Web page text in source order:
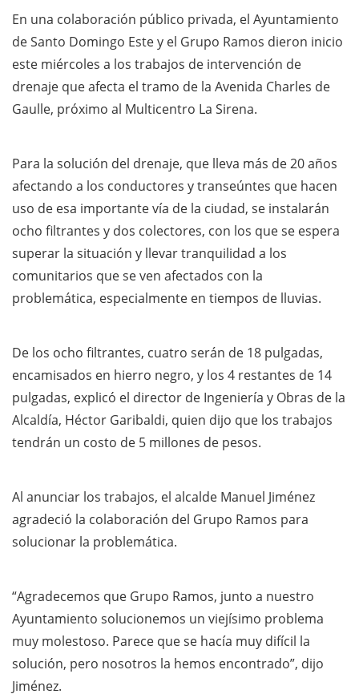
En una colaboración público privada, el Ayuntamiento
de Santo Domingo Este y el Grupo Ramos dieron inicio
este miércoles a los trabajos de intervención de
drenaje que afecta el tramo de la Avenida Charles de
Gaulle, próximo al Multicentro La Sirena.
Para la solución del drenaje, que lleva más de 20 años
afectando a los conductores y transeúntes que hacen
uso de esa importante vía de la ciudad, se instalarán
ocho filtrantes y dos colectores, con los que se espera
superar la situación y llevar tranquilidad a los
comunitarios que se ven afectados con la
problemática, especialmente en tiempos de lluvias.
De los ocho filtrantes, cuatro serán de 18 pulgadas,
encamisados en hierro negro, y los 4 restantes de 14
pulgadas, explicó el director de Ingeniería y Obras de la
Alcaldía, Héctor Garibaldi, quien dijo que los trabajos
tendrán un costo de 5 millones de pesos.
Al anunciar los trabajos, el alcalde Manuel Jiménez
agradeció la colaboración del Grupo Ramos para
solucionar la problemática.
“Agradecemos que Grupo Ramos, junto a nuestro
Ayuntamiento solucionemos un viejísimo problema
muy molestoso. Parece que se hacía muy difícil la
solución, pero nosotros la hemos encontrado”, dijo
Jiménez.